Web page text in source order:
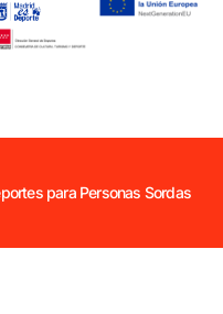
para Personas Sordas